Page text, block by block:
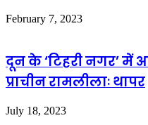
February 7, 2023
दून के ‘टिहरी नगर’ में
प्राचीन रामलीलाः थापर
July 18, 2023